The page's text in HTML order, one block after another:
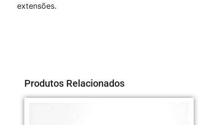
extensões.
Produtos Relacionados